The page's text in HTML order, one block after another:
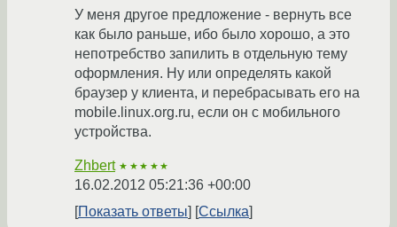
У меня другое предложение - вернуть все
как было раньше, ибо было хорошо, а это
непотребство запилить в отдельную тему
оформления. Ну или определять какой
браузер у клиента, и перебрасывать его на
mobile.linux.org.ru, если он с мобильного
устройства.
Zhbert ★★★★★
16.02.2012 05:21:36 +00:00
Показать ответы
Ссылка